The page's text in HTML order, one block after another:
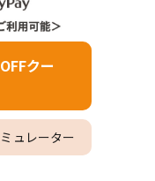
クー
ュレーター